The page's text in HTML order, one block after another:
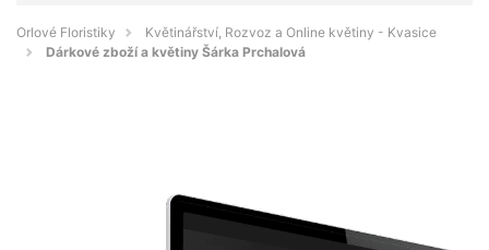
Orlové Floristiky
Květinářství, Rozvoz a Online květiny - Kvasice
Dárkové zboží a květiny Šárka Prchalová